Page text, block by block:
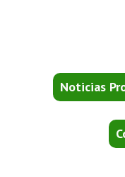
Noticias